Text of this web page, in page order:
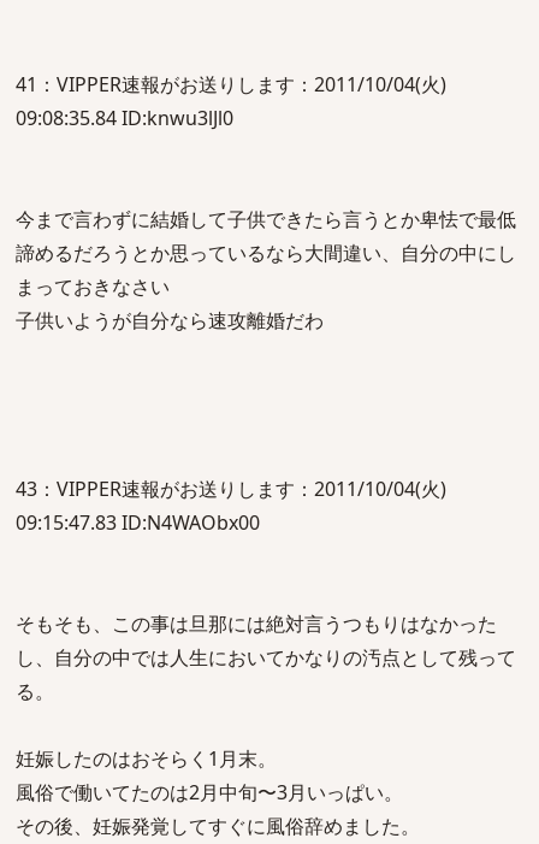
41：VIPPER速報がお送りします：2011/10/04(火)
09:08:35.84 ID:knwu3lJl0
今まで言わずに結婚して子供できたら言うとか卑怯で最低
諦めるだろうとか思っているなら大間違い、自分の中にし
まっておきなさい
子供いようが自分なら速攻離婚だわ
43：VIPPER速報がお送りします：2011/10/04(火)
09:15:47.83 ID:N4WAObx00
そもそも、この事は旦那には絶対言うつもりはなかった
し、自分の中では人生においてかなりの汚点として残って
る。
妊娠したのはおそらく1月末。
風俗で働いてたのは2月中旬〜3月いっぱい。
その後、妊娠発覚してすぐに風俗辞めました。